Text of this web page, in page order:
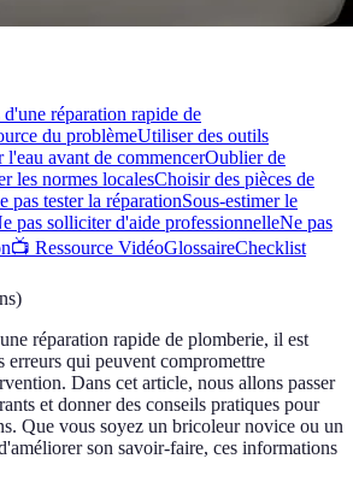
réparation rapide de
du problèmeUtiliser des outils
l'eau avant de commencerOublier de
les normes localesChoisir des pièces de
pas tester la réparationSous-estimer le
pas solliciter d'aide professionnelleNe pas
📺 Ressource VidéoGlossaireChecklist
)
réparation rapide de plomberie, il est
erreurs qui peuvent compromettre
Dans cet article, nous allons passer
et donner des conseils pratiques pour
Que vous soyez un bricoleur novice ou un
son savoir-faire, ces informations